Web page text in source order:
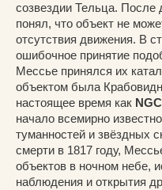
созвездии Тельца.
понял, что объект не
отсутствия движения. В
ошибочное принятие
Мессье принялся их
объектом была
настоящее время как
начало всемирно
туманностей и звёздных
смерти в 1817 году,
объектов в ночном небе,
наблюдения и открытия